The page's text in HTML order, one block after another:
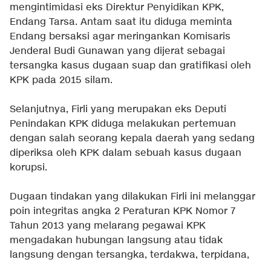
mengintimidasi eks Direktur Penyidikan KPK,
Endang Tarsa. Antam saat itu diduga meminta
Endang bersaksi agar meringankan Komisaris
Jenderal Budi Gunawan yang dijerat sebagai
tersangka kasus dugaan suap dan gratifikasi oleh
KPK pada 2015 silam.
Selanjutnya, Firli yang merupakan eks Deputi
Penindakan KPK diduga melakukan pertemuan
dengan salah seorang kepala daerah yang sedang
diperiksa oleh KPK dalam sebuah kasus dugaan
korupsi.
Dugaan tindakan yang dilakukan Firli ini melanggar
poin integritas angka 2 Peraturan KPK Nomor 7
Tahun 2013 yang melarang pegawai KPK
mengadakan hubungan langsung atau tidak
langsung dengan tersangka, terdakwa, terpidana,